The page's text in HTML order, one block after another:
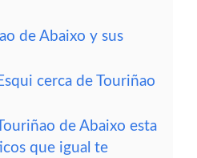
de Abaixo y sus
cerca de Touriñao
de Abaixo esta
que igual te